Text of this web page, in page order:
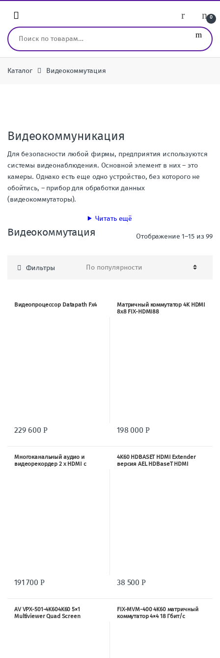
0
Искать:
Каталог Видеокоммутация
Видеокоммуникация
Для безопасности любой фирмы, предприятия используются
системы видеонаблюдения. Основной элемент в них – это
камеры. Однако есть еще одно устройство, без которого не
обойтись, – прибор для обработки данных
(видеокоммутаторы).
Читать ещё
Видеокоммутация Отображение 1–15 из 99
Фильтры
Видеопроцессор Datapath Fx4
229 600 Р
Матричный коммутатор 4K HDMI
8х8 FIX-HDMI88
198 000 Р
Многоканальный аудио и
видеорекордер 2 x HDMI c
191 700 Р
4K60 HDBASET HDMI Extender
версия AEL HDBaseT HDMI
38 500Р
AV VPX-501-4K604K60 5×1
Multiviewer Quad Screen
FIX-MVM-400 4K60 матричный
коммутатор 4×4 18 Гбит/с